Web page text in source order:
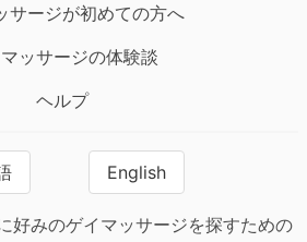
サージが初めての方へ
ッサージの体験談
ヘルプ
English
好みのゲイマッサージを探すための